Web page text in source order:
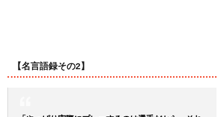
【名言語録その2】